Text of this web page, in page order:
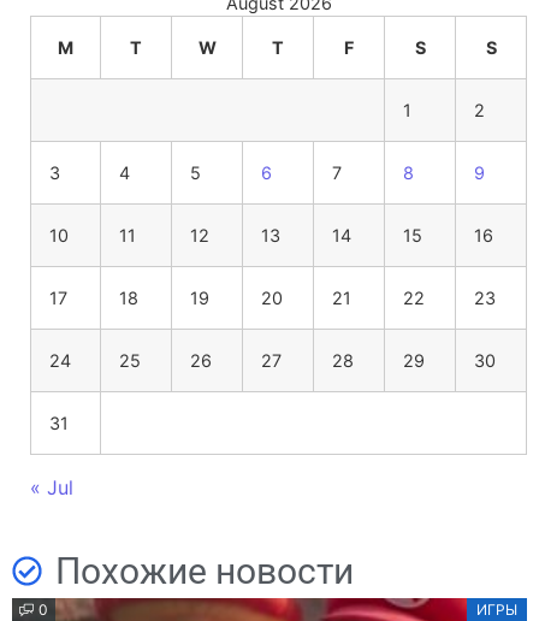
M T W T F S S
1 2
3 4 5 6 7 8 9
10 11 12 13 14 15 16
17 18 19 20 21 22 23
24 25 26 27 28 29 30
31
« Jul
Похожие новости
0 ИГРЫ